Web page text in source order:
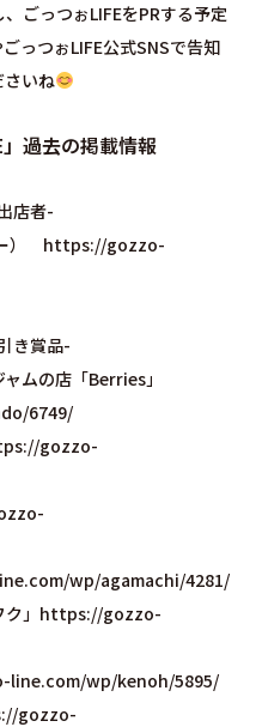
ごっつぉLIFEをPRする予定
っつぉLIFE公式SNSで告知
さいね
過去の掲載情報
店者-
） https://gozzo-
き賞品-
ムの店「Berries」
6749/
gozzo-
wp/agamachi/4281/
」 https://gozzo-
wp/kenoh/5895/
gozzo-